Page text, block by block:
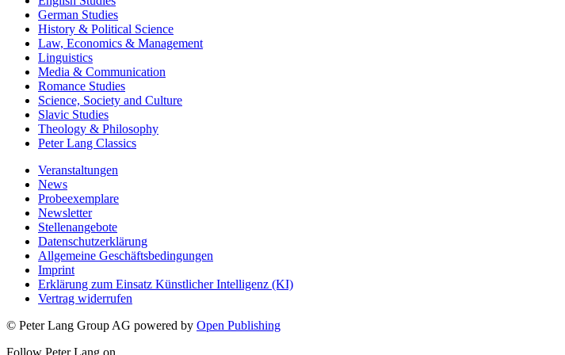
German Studies
History & Political Science
Law, Economics & Management
Linguistics
Media & Communication
Romance Studies
Science, Society and Culture
Slavic Studies
Theology & Philosophy
Peter Lang Classics
Veranstaltungen
News
Probeexemplare
Newsletter
Stellenangebote
Datenschutzerklärung
Allgemeine Geschäftsbedingungen
Imprint
Erklärung zum Einsatz Künstlicher Intelligenz (KI)
Vertrag widerrufen
© Peter Lang Group AG powered by Open Publishing